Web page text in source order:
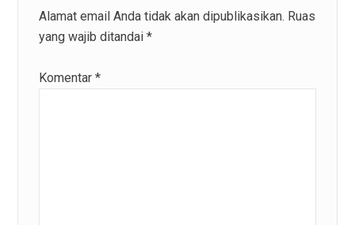
Alamat email Anda tidak akan dipublikasikan. Ruas
yang wajib ditandai*
Komentar*